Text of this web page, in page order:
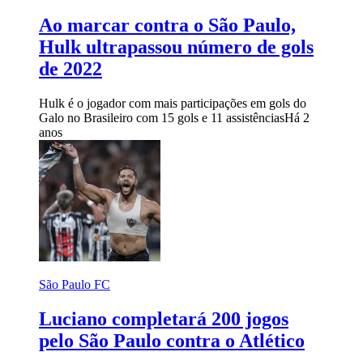
Ao marcar contra o São Paulo,
Hulk ultrapassou número de gols
de 2022
Hulk é o jogador com mais participações em gols do
Galo no Brasileiro com 15 gols e 11 assistênciasHá 2
anos
São Paulo FC
Luciano completará 200 jogos
pelo São Paulo contra o Atlético